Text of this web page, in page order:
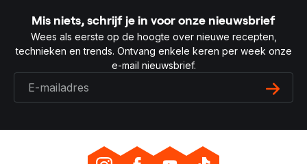
Mis niets, schrijf je in voor onze nieuwsbrief
Wees als eerste op de hoogte over nieuwe recepten,
technieken en trends. Ontvang enkele keren per week onze
e-mail nieuwsbrief.